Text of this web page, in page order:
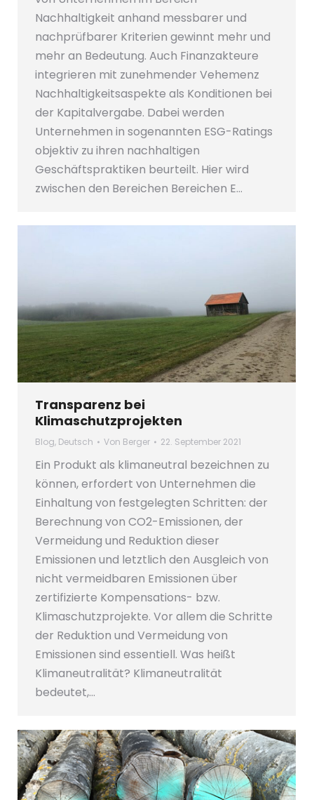
Nachhaltigkeit anhand messbarer und
nachprüfbarer Kriterien gewinnt mehr und
mehr an Bedeutung. Auch Finanzakteure
integrieren mit zunehmender Vehemenz
Nachhaltigkeitsaspekte als Konditionen bei
der Kapitalvergabe. Dabei werden
Unternehmen in sogenannten ESG-Ratings
objektiv zu ihren nachhaltigen
Geschäftspraktiken beurteilt. Hier wird
zwischen den Bereichen Bereichen E…
Transparenz bei
Klimaschutzprojekten
Blog, Deutsch Von Berger 22. September 2021
Ein Produkt als klimaneutral bezeichnen zu
können, erfordert von Unternehmen die
Einhaltung von festgelegten Schritten: der
Berechnung von CO2-Emissionen, der
Vermeidung und Reduktion dieser
Emissionen und letztlich den Ausgleich von
nicht vermeidbaren Emissionen über
zertifizierte Kompensations- bzw.
Klimaschutzprojekte. Vor allem die Schritte
der Reduktion und Vermeidung von
Emissionen sind essentiell. Was heißt
Klimaneutralität? Klimaneutralität
bedeutet,…